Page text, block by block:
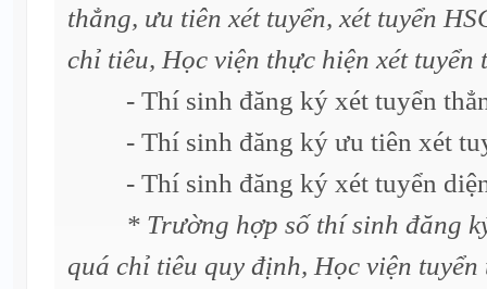
thẳng, ưu tiên xét tuyển, xét tuyển
chỉ tiêu, Học viện thực hiện xét tuyển
- Thí sinh đăng ký xét tuyển
- Thí sinh đăng ký ưu tiên xét
- Thí sinh đăng ký xét tuyển diện
* Trường hợp số thí sinh đăng
quá chỉ tiêu quy định, Học viện